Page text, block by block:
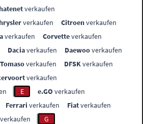
verkaufen
verkaufen Citroenverkaufen
verkaufen Corvetteverkaufen
Daciaverkaufen Daewooverkaufen
verkaufen DFSKverkaufen
verkaufen
E e.GO verkaufen
Ferrari verkaufen Fiatverkaufen
verkaufen
G